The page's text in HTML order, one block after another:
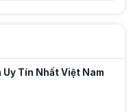
nguồn thu bền vững
Uy Tín Nhất Việt Nam